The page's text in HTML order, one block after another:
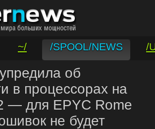
~/ /SPOOL/NEWS
/
об
в процессорах на
— для EPYC Rome
не будет